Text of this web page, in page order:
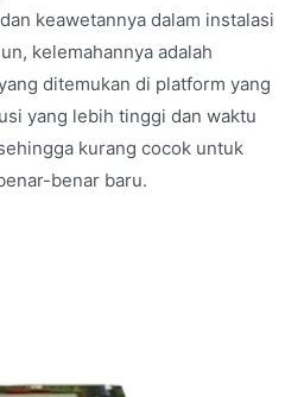
keawetannya dalam instalasi
kelemahannya adalah
ditemukan di platform yang
yang lebih tinggi dan waktu
kurang cocok untuk
benar baru.